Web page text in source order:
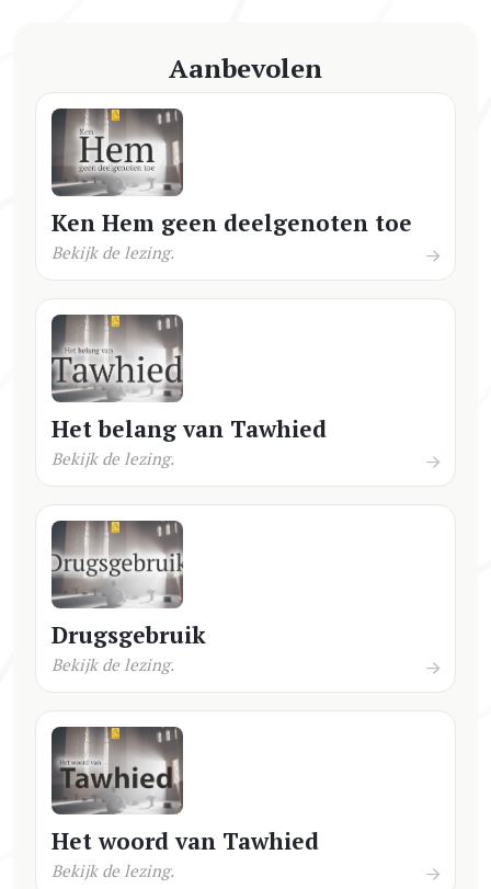
Aanbevolen
Ken Hem geen deelgenoten toe
Bekijk de lezing.
Het belang van Tawhied
Bekijk de lezing.
Drugsgebruik
Bekijk de lezing.
Het woord van Tawhied
Bekijk de lezing.